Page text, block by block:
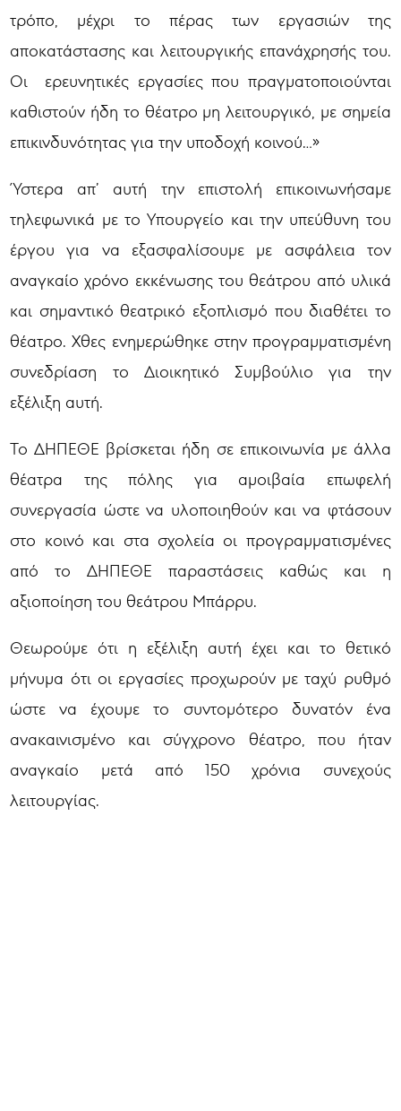
τρόπο, μέχρι το πέρας των εργασιών της
αποκατάστασης και λειτουργικής επανάχρησής του.
Οι ερευνητικές εργασίες που πραγματοποιούνται
καθιστούν ήδη το θέατρο μη λειτουργικό, με σημεία
επικινδυνότητας για την υποδοχή κοινού…»
Ύστερα απ’ αυτή την επιστολή επικοινωνήσαμε
τηλεφωνικά με το Υπουργείο και την υπεύθυνη του
έργου για να εξασφαλίσουμε με ασφάλεια τον
αναγκαίο χρόνο εκκένωσης του θεάτρου από υλικά
και σημαντικό θεατρικό εξοπλισμό που διαθέτει το
θέατρο. Χθες ενημερώθηκε στην προγραμματισμένη
συνεδρίαση το Διοικητικό Συμβούλιο για την
εξέλιξη αυτή.
Το ΔΗΠΕΘΕ βρίσκεται ήδη σε επικοινωνία με άλλα
θέατρα της πόλης για αμοιβαία επωφελή
συνεργασία ώστε να υλοποιηθούν και να φτάσουν
στο κοινό και στα σχολεία οι προγραμματισμένες
από το ΔΗΠΕΘΕ παραστάσεις καθώς και η
αξιοποίηση του θεάτρου Μπάρρυ.
Θεωρούμε ότι η εξέλιξη αυτή έχει και το θετικό
μήνυμα ότι οι εργασίες προχωρούν με ταχύ ρυθμό
ώστε να έχουμε το συντομότερο δυνατόν ένα
ανακαινισμένο και σύγχρονο θέατρο, που ήταν
αναγκαίο μετά από 150 χρόνια συνεχούς
λειτουργίας.